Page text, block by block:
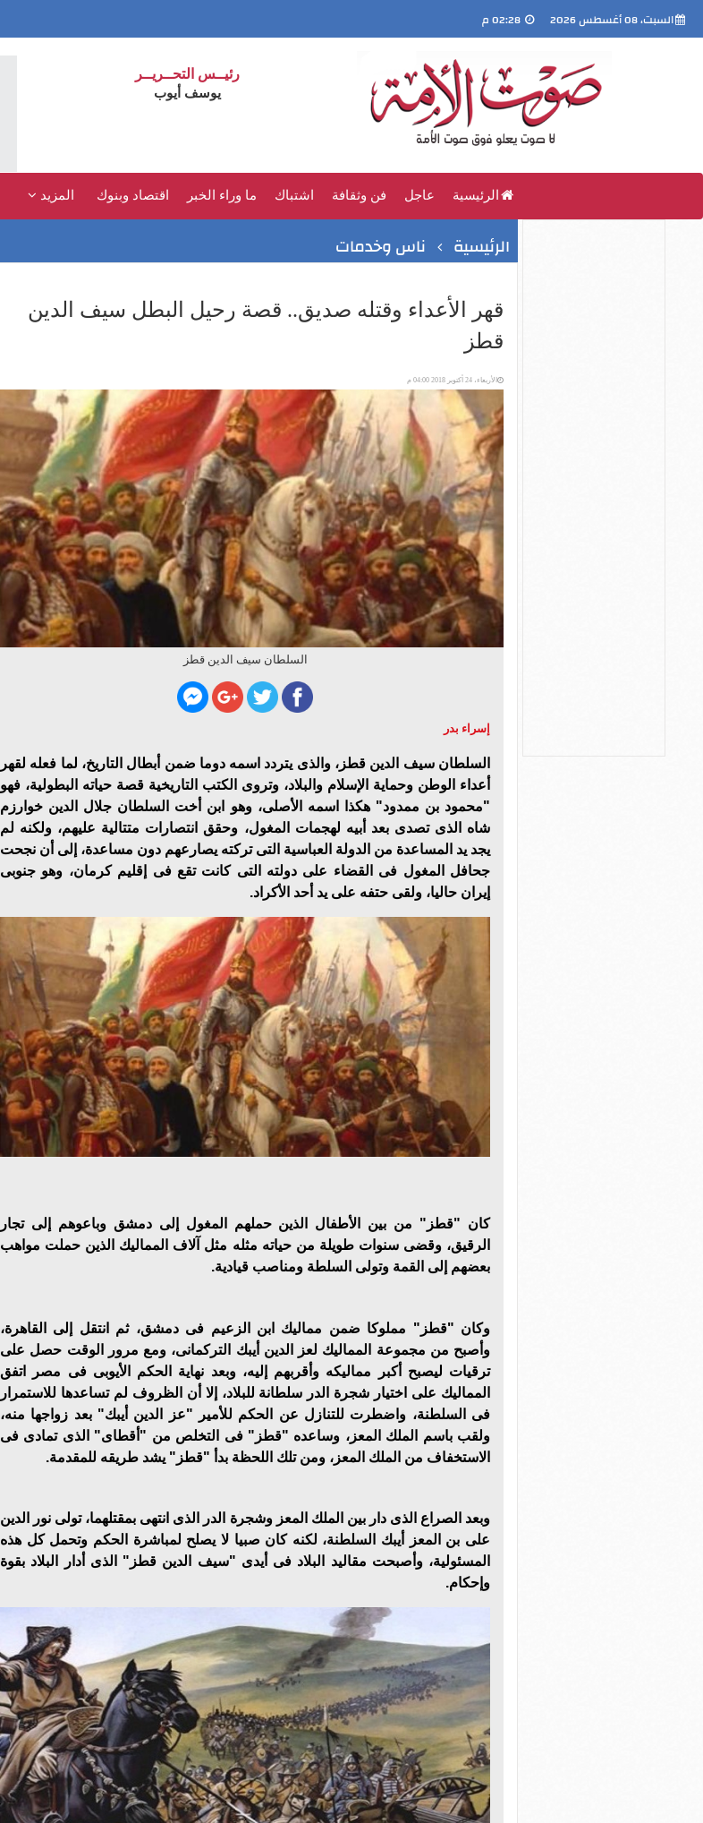
السبت، 08 أغسطس 2026
رئيــس التحــريــر
يوسف أيوب
الرئيسية عاجل فن وثقافة اشتباك ما وراء الخبر اقتصاد وبنوك المزيد
الرئيسية ناس وخدمات
قهر الأعداء وقتله صديق.. قصة رحيل البطل سيف الدين
قطز
الأربعاء، 24 أكتوبر 2018 04:00 م
السلطان سيف الدين قطز
إسراء بدر
السلطان سيف الدين قطز، والذى يتردد اسمه دوما ضمن أبطال التاريخ، لما فعله لقهر
أعداء الوطن وحماية الإسلام والبلاد، وتروى الكتب التاريخية قصة حياته البطولية، فهو
"محمود بن ممدود" هكذا اسمه الأصلى، وهو ابن أخت السلطان جلال الدين خوارزم
شاه الذى تصدى بعد أبيه لهجمات المغول، وحقق انتصارات متتالية عليهم، ولكنه لم
يجد يد المساعدة من الدولة العباسية التى تركته يصارعهم دون مساعدة، إلى أن نجحت
جحافل المغول فى القضاء على دولته التى كانت تقع فى إقليم كرمان، وهو جنوبى
إيران حاليا، ولقى حتفه على يد أحد الأكراد.
كان "قطز" من بين الأطفال الذين حملهم المغول إلى دمشق وباعوهم إلى تجار
الرقيق، وقضى سنوات طويلة من حياته مثله مثل آلاف المماليك الذين حملت مواهب
بعضهم إلى القمة وتولى السلطة ومناصب قيادية.
وكان "قطز" مملوكا ضمن مماليك ابن الزعيم فى دمشق، ثم انتقل إلى القاهرة،
وأصبح من مجموعة المماليك لعز الدين أيبك التركمانى، ومع مرور الوقت حصل على
ترقيات ليصبح أكبر مماليكه وأقربهم إليه، وبعد نهاية الحكم الأيوبى فى مصر اتفق
المماليك على اختيار شجرة الدر سلطانة للبلاد، إلا أن الظروف لم تساعدها للاستمرار
فى السلطنة، واضطرت للتنازل عن الحكم للأمير "عز الدين أيبك" بعد زواجها منه،
ولقب باسم الملك المعز، وساعده "قطز" فى التخلص من "أقطاى" الذى تمادى فى
الاستخفاف من الملك المعز، ومن تلك اللحظة بدأ "قطز" يشد طريقه للمقدمة.
وبعد الصراع الذى دار بين الملك المعز وشجرة الدر الذى انتهى بمقتلهما، تولى نور الدين
على بن المعز أيبك السلطنة، لكنه كان صبيا لا يصلح لمباشرة الحكم وتحمل كل هذه
المسئولية، وأصبحت مقاليد البلاد فى أيدى "سيف الدين قطز" الذى أدار البلاد بقوة
وإحكام.